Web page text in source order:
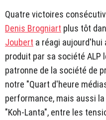
Quatre victoires
Denis Brogniart plus tôt
Joubert a réagi aujourd'hui
produit par sa société ALP
patronne de la société de
notre "Quart d'heure
performance, mais aussi
"Koh-Lanta", entre les